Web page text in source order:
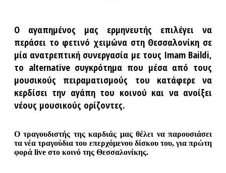
Ο αγαπημένος μας ερμηνευτής επιλέγει να
περάσει το φετινό χειμώνα στη Θεσσαλονίκη σε
μία ανατρεπτική συνεργασία με τους Imam Baildi,
το alternative συγκρότημα που μέσα από τους
μουσικούς πειραματισμούς του κατάφερε να
κερδίσει την αγάπη του κοινού και να ανοίξει
νέους μουσικούς ορίζοντες.
Ο τραγουδιστής της καρδιάς μας θέλει να παρουσιάσει
τα νέα τραγούδια του επερχόμενου δίσκου του, για πρώτη
φορά live στο κοινό της Θεσσαλονίκης.